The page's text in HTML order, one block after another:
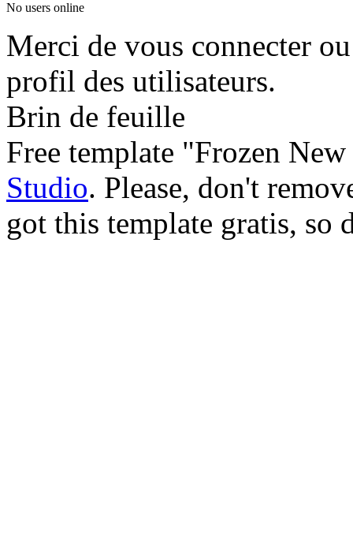
No users online
Merci de vous connecter
profil des utilisateurs.
Brin de feuille
Free template "Frozen
Studio. Please, don't
got this template gratis, so